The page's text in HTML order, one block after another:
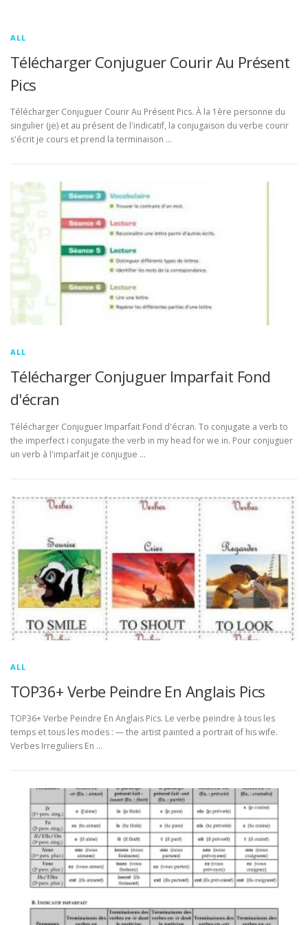
ALL
Télécharger Conjuguer Courir Au Présent
Pics
Télécharger Conjuguer Courir Au Présent Pics. À la 1ère personne du
singulier (je) et au présent de l'indicatif, la conjugaison du verbe courir
s'écrit je cours et prend la terminaison …
ALL
Télécharger Conjuguer Imparfait Fond
d'écran
Télécharger Conjuguer Imparfait Fond d'écran. To conjugate a verb to
the imperfect i conjugate the verb in my head for we in. Pour conjuguer
un verb à l'imparfait je conjugue …
ALL
TOP36+ Verbe Peindre En Anglais Pics
TOP36+ Verbe Peindre En Anglais Pics. Le verbe peindre à tous les
temps et tous les modes : — the artist painted a portrait of his wife.
Verbes Irreguliers En …